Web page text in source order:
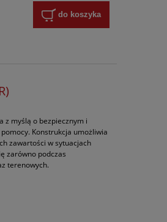
do koszyka
z myślą o bezpiecznym i
Konstrukcja umożliwia
zawartości w sytuacjach
zarówno podczas
terenowych.